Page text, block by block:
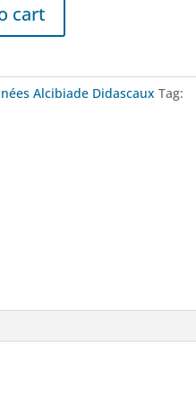
cart
Alcibiade Didascaux Tag: